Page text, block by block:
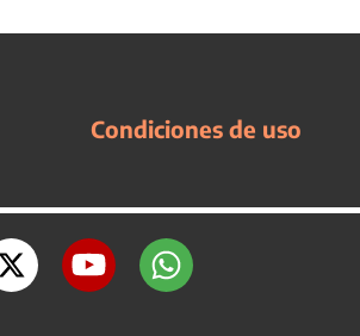
Condiciones de uso